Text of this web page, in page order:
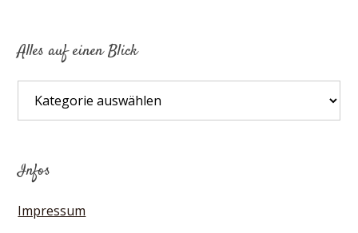
Alles auf einen Blick
auf
Infos
Impressum